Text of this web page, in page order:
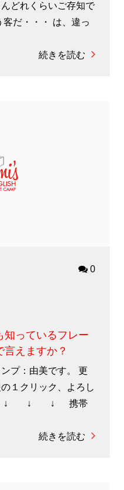
どれくらいご存知で
だ・・・ は、違っ
続きを読む
0
知っているフレー
えますか？
プ：由美です。 更
１クリック、よろし
↓ ↓ ↓ 携帯
続きを読む